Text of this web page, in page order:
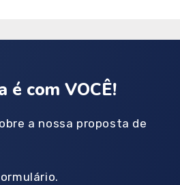
é com VOCÊ!
a nossa proposta de